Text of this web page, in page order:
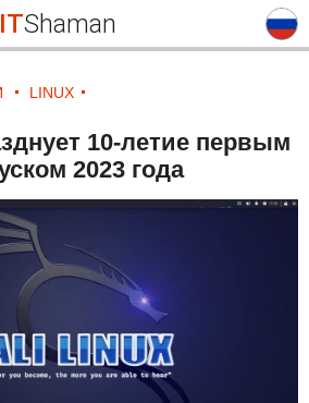
ITShaman
LINUX
10-летие первым
2023 года